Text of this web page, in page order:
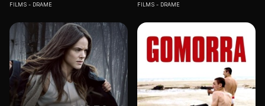
FILMS DRAME FILMS DRAME